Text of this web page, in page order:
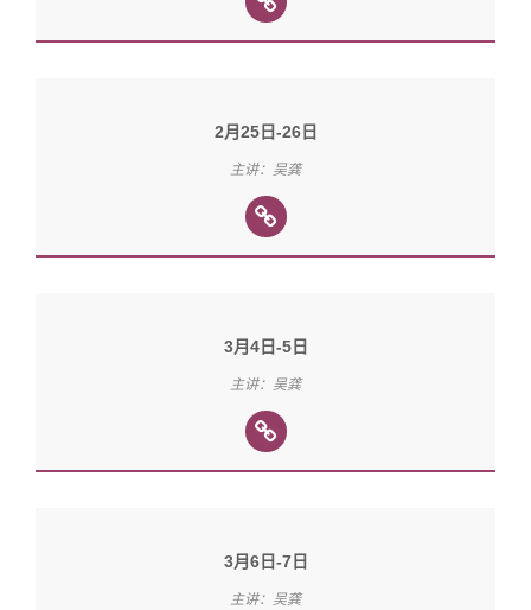
2月25日-26日
主讲：吴龚
3月4日-5日
主讲：吴龚
3月6日-7日
主讲：吴龚